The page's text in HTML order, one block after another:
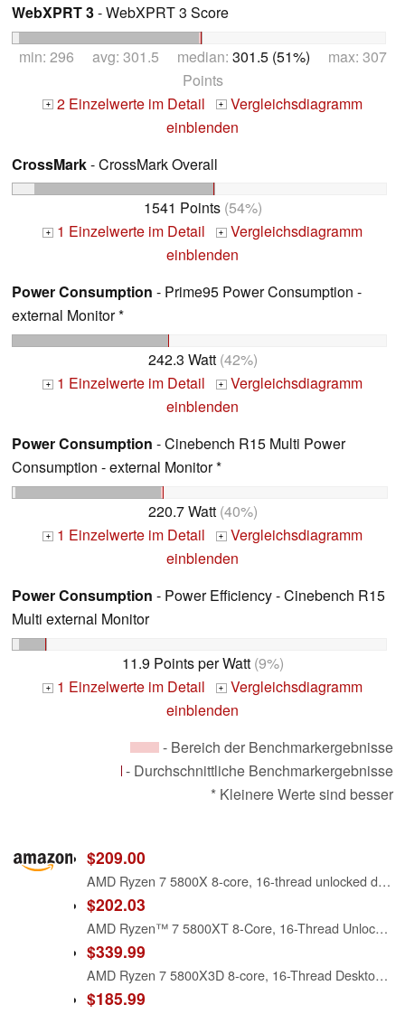
WebXPRT 3- WebXPRT 3 Score
min: 296 avg: 301.5 median: 301.5 (51%) max: 307
Points
+ 2 Einzelwerte im Detail + Vergleichsdiagramm
einblenden
CrossMark- CrossMark Overall
1541 Points(54%)
+ 1 Einzelwerte im Detail + Vergleichsdiagramm
einblenden
Power Consumption - Prime95 Power Consumption -
external Monitor *
242.3 Watt(42%)
+ 1 Einzelwerte im Detail + Vergleichsdiagramm
einblenden
Power Consumption - Cinebench R15 Multi Power
Consumption - external Monitor *
220.7 Watt(40%)
+ 1 Einzelwerte im Detail + Vergleichsdiagramm
einblenden
Power Consumption - Power Efficiency - Cinebench R15
Multi external Monitor
11.9 Points per Watt(9%)
+ 1 Einzelwerte im Detail + Vergleichsdiagramm
einblenden
- Bereich der Benchmarkergebnisse
- Durchschnittliche Benchmarkergebnisse
* Kleinere Werte sind besser
$209.00
AMD Ryzen 7 5800X 8-core, 16-thread unlocked desktop processor
$202.03
AMD Ryzen™ 7 5800XT 8-Core, 16-Thread Unlocked Desktop Processor
$339.99
AMD Ryzen 7 5800X3D 8-core, 16-Thread Desktop Processor with AMD 3D V-Cache Technology
$185.99